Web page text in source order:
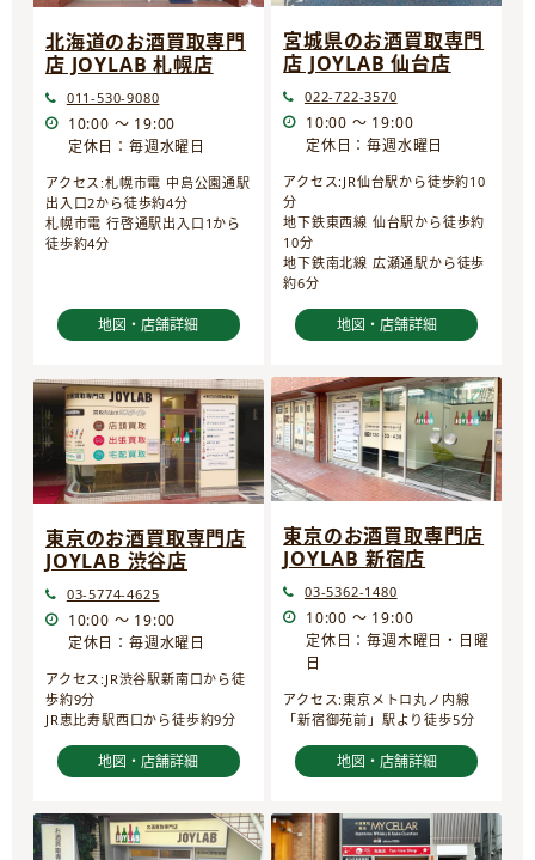
北海道のお酒買取専門
店 JOYLAB 札幌店
011-530-9080
10:00 ～ 19:00
定休日：毎週水曜日
アクセス:札幌市電 中島公園通駅
出入口2から徒歩約4分
札幌市電 行啓通駅出入口1から
徒歩約4分
地図・店舗詳細
宮城県のお酒買取専門
店 JOYLAB 仙台店
022-722-3570
10:00 ～ 19:00
定休日：毎週水曜日
アクセス:JR仙台駅から徒歩約10
分
地下鉄東西線 仙台駅から徒歩約
10分
地下鉄南北線 広瀬通駅から徒歩
約6分
地図・店舗詳細
東京のお酒買取専門店
JOYLAB 渋谷店
03-5774-4625
10:00 ～ 19:00
定休日：毎週水曜日
アクセス:JR渋谷駅新南口から徒
歩約9分
JR恵比寿駅西口から徒歩約9分
地図・店舗詳細
東京のお酒買取専門店
JOYLAB 新宿店
03-5362-1480
10:00 ～ 19:00
定休日：毎週木曜日・日曜
日
アクセス:東京メトロ丸ノ内線
「新宿御苑前」駅より徒歩5分
地図・店舗詳細